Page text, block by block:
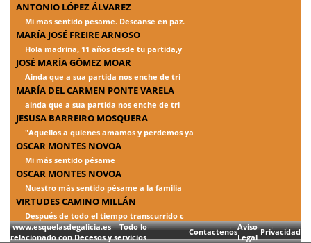
ANTONIO LÓPEZ ÁLVAREZ
Mi mas sentido pesame. Descanse en paz.
MARÍA JOSÉ FREIRE ARNOSO
Hola madrina, 11 años desde tu partida,y
JOSÉ MARÍA GÓMEZ MOAR
Ainda que a sua partida nos enche de tri
MARÍA DEL CARMEN PONTE VARELA
ainda que a sua partida nos enche de tri
JESUSA BARREIRO MOSQUERA
"Aquellos a quienes amamos y perdemos ya
OSCAR MONTES NOVOA
Mi más sentido pésame
OSCAR MONTES NOVOA
Nuestro más sentido pésame a la familia
VIRTUDES CAMINO MILLÁN
Después de todo el tiempo transcurrido c
www.esquelasdegalicia.es Todo lo
relacionado con Decesos y servicios
ContactenosAviso
Legal
Privacidad